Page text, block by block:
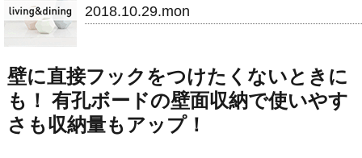
2018.10.29.mon
壁に直接フックをつけたくないときに
も！ 有孔ボードの壁面収納で使いやす
さも収納量もアップ！